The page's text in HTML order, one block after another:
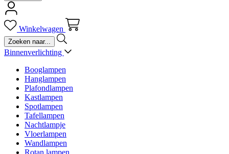
Winkelwagen
Binnenverlichting
Booglampen
Hanglampen
Plafondlampen
Kastlampen
Spotlampen
Tafellampen
Nachtlampje
Vloerlampen
Wandlampen
Rotan lampen